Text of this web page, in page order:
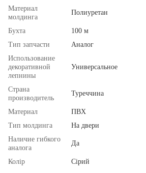
Материал
молдинга
Полиуретан
Бухта
100 м
Тип запчасти
Аналог
Использование
декоративной
лепнины
Универсальное
Страна
производитель
Туреччина
Материал
ПВХ
Тип молдинга
На двери
Наличие гибкого
аналога
Да
Колір Сірий